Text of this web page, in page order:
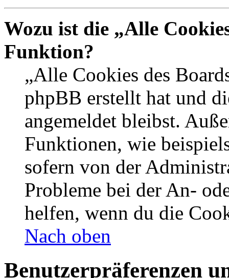
Wozu ist die „Alle
Funktion?
„Alle Cookies des
phpBB erstellt hat und
angemeldet bleibst.
Funktionen, wie
sofern von der
Probleme bei der An-
helfen, wenn du die
Nach oben
Benutzerpräferenzen